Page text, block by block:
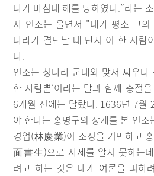
다가 마침내 해를 당하였다.”라는
자 인조는 울면서 "내가 평소 그의
나라가 결단날 때 단지 이 한 사람
다.
인조는 청나라 군대와 맞서 싸우다
한 사람뿐’이라는 말과 함께 충절
6개월 전에는 달랐다. 1636년 7월
야 한다는 홍명구의 장계를 본 인
경업(林慶業)이 조정을 기만하고
面書生)으로 사세를 알지 못하는
려고 하는 것은 대개 여론을 피하